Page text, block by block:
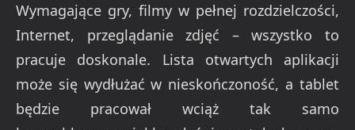
Wymagające gry, filmy w pełnej rozdzielczości,
Internet, przeglądanie zdjęć – wszystko to
pracuje doskonale. Lista otwartych aplikacji
może się wydłużać w nieskończoność, a tablet
będzie pracował wciąż tak samo